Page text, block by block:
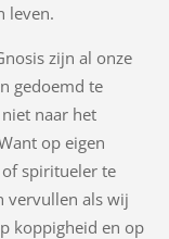
leven.
zijn al onze
gedoemd te
naar het
op eigen
spiritueler te
vervullen als wij
koppigheid en op